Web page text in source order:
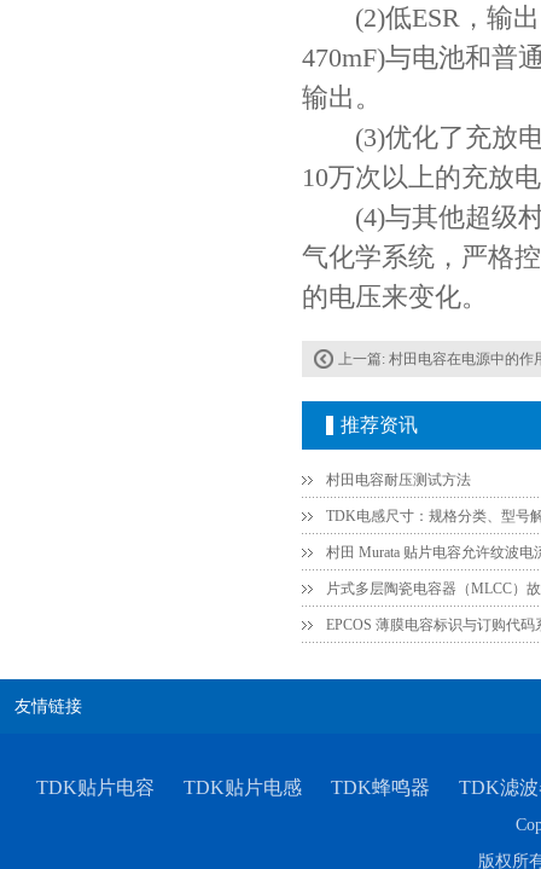
(2)低ESR，输出
470mF)与电池和普
输出。
(3)优化了充放电
10万次以上的充放
(4)与其他超级村
气化学系统，严格
的电压来变化。
上一篇: 村田电容在电源中的作
推荐资讯
村田电容耐压测试方法
TDK电感尺寸：规格分类、型号
EPCOS 薄膜电容标识与订购代码
友情链接
TDK贴片电容 TDK贴片电感 TDK蜂鸣器 TDK滤
版权所